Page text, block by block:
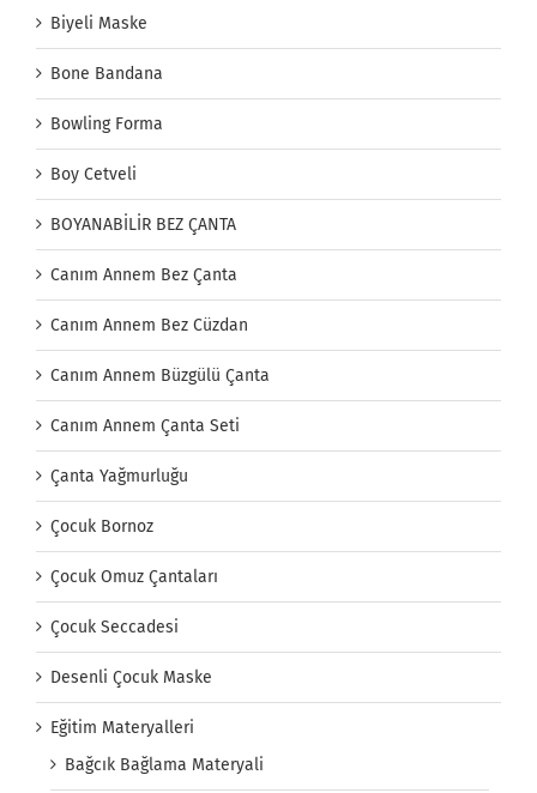
Biyeli Maske
Bone Bandana
Bowling Forma
Boy Cetveli
BOYANABİLİR BEZ ÇANTA
Canım Annem Bez Çanta
Canım Annem Bez Cüzdan
Canım Annem Büzgülü Çanta
Canım Annem Çanta Seti
Çanta Yağmurluğu
Çocuk Bornoz
Çocuk Omuz Çantaları
Çocuk Seccadesi
Desenli Çocuk Maske
Eğitim Materyalleri
Bağcık Bağlama Materyali